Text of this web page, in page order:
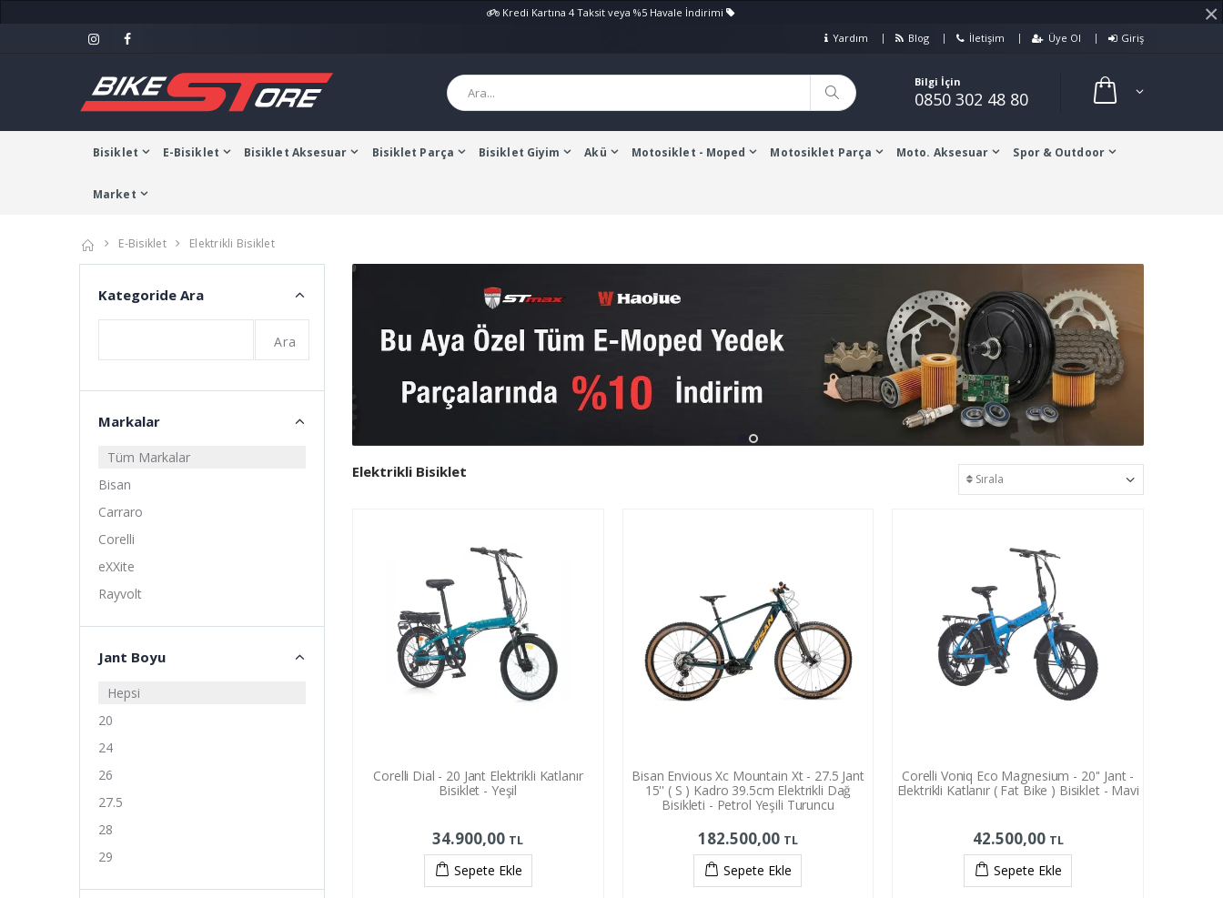
Kredi Kartına 4 Taksit veya %5 Havale İndirimi ×
Yardım Blog İletişim Üye Ol Giriş
Bilgi İçin
0850 302 48 80
Bisiklet E-Bisiklet Bisiklet Aksesuar Bisiklet Parça Bisiklet Giyim Akü Motosiklet - Moped Motosiklet Parça Moto. Aksesuar Spor & Outdoor
Market
E-Bisiklet Elektrikli Bisiklet
Elektrikli Bisiklet
Corelli Dial - 20 Jant Elektrikli Katlanır
Bisiklet - Yeşil
34.900,00 TL
Sepete Ekle
Bisan Envious Xc Mountain Xt - 27.5 Jant
15'' ( S ) Kadro 39.5cm Elektrikli Dağ
Bisikleti - Petrol Yeşili Turuncu
182.500,00 TL
Sepete Ekle
Corelli Voniq Eco Magnesium - 20'' Jant -
Elektrikli Katlanır ( Fat Bike ) Bisiklet - Mavi
42.500,00 TL
Sepete Ekle
Kategoride Ara
Ara
Markalar
Tüm Markalar
Bisan
Carraro
Corelli
eXXite
Rayvolt
Jant Boyu
Hepsi
20
24
26
27.5
28
29